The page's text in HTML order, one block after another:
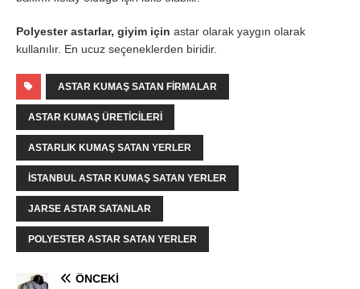
Polyester astarlar, giyim için astar olarak yaygın olarak
kullanılır. En ucuz seçeneklerden biridir.
ASTAR KUMAŞ SATAN FIRMALAR
ASTAR KUMAŞ ÜRETICILERI
ASTARLIK KUMAŞ SATAN YERLER
İSTANBUL ASTAR KUMAŞ SATAN YERLER
JARSE ASTAR SATANLAR
POLYESTER ASTAR SATAN YERLER
ÖNCEKI